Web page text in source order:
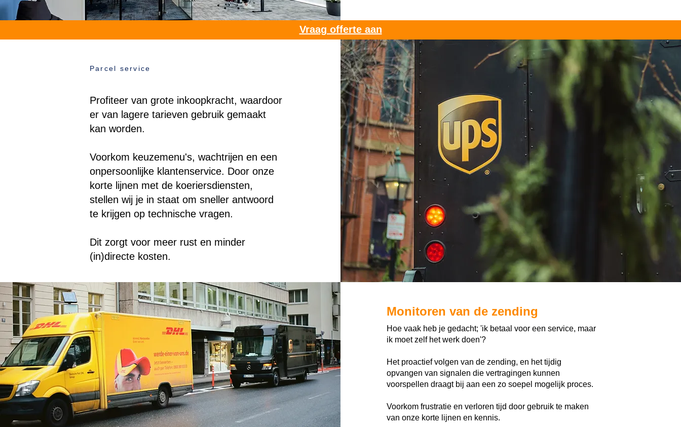
Vraag offerte aan
Parcel service
Profiteer van grote inkoopkracht, waardoor
er van lagere tarieven gebruik gemaakt
kan worden.
Voorkom keuzemenu's, wachtrijen en een
onpersoonlijke klantenservice. Door onze
korte lijnen met de koeriersdiensten,
stellen wij je in staat om sneller antwoord
te krijgen op technische vragen.
Dit zorgt voor meer rust en minder
(in)directe kosten.
Monitoren van de zending
Hoe vaak heb je gedacht; 'ik betaal voor een service, maar
ik moet zelf het werk doen'?
Het proactief volgen van de zending, en het tijdig
opvangen van signalen die vertragingen kunnen
voorspellen draagt bij aan een zo soepel mogelijk proces.
Voorkom frustratie en verloren tijd door gebruik te maken
van onze korte lijnen en kennis.